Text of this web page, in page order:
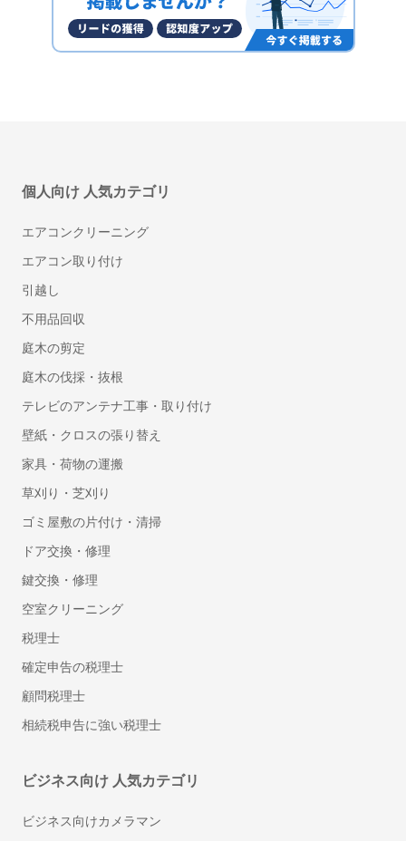
選考対応
データ管理
ITSUMEN
株式会社 マルジュ
SOKUMEN
Videonor AS
4.0 （1 件）
個人向け 人気カテゴリ
エアコンクリーニング
エアコン取り付け
引越し
不用品回収
庭木の剪定
庭木の伐採・抜根
テレビのアンテナ工事・取り付け
壁紙・クロスの張り替え
家具・荷物の運搬
草刈り・芝刈り
ゴミ屋敷の片付け・清掃
ドア交換・修理
鍵交換・修理
空室クリーニング
税理士
確定申告の税理士
顧問税理士
相続税申告に強い税理士
ビジネス向け 人気カテゴリ
ビジネス向けカメラマン